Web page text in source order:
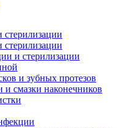
стерилизации
стерилизации
и стерилизации
и зубных протезов
и смазки наконечников